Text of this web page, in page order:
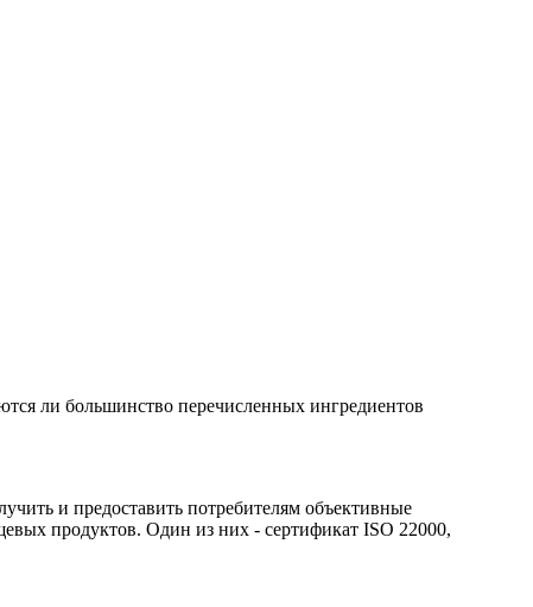
ли большинство перечисленных ингредиентов
и предоставить потребителям объективные
продуктов. Один из них - сертификат ISO 22000,